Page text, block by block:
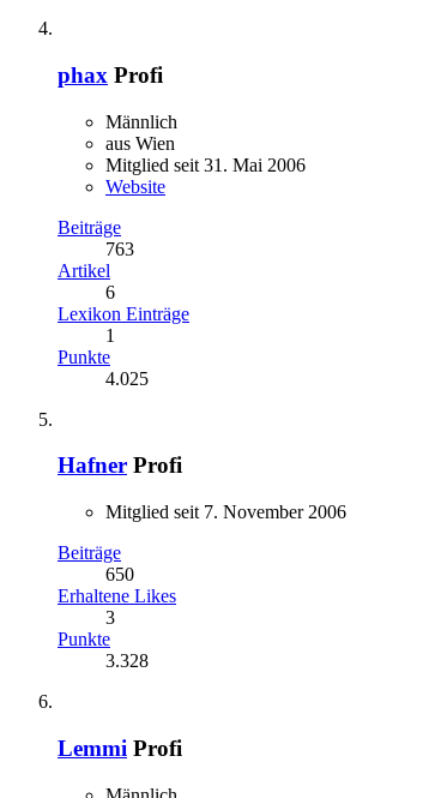
phax Profi
Männlich
aus Wien
Mitglied seit 31. Mai 2006
Website
Beiträge
763
Artikel
6
Lexikon Einträge
1
Punkte
4.025
Hafner Profi
Mitglied seit 7. November 2006
Beiträge
650
Erhaltene Likes
3
Punkte
3.328
Lemmi Profi